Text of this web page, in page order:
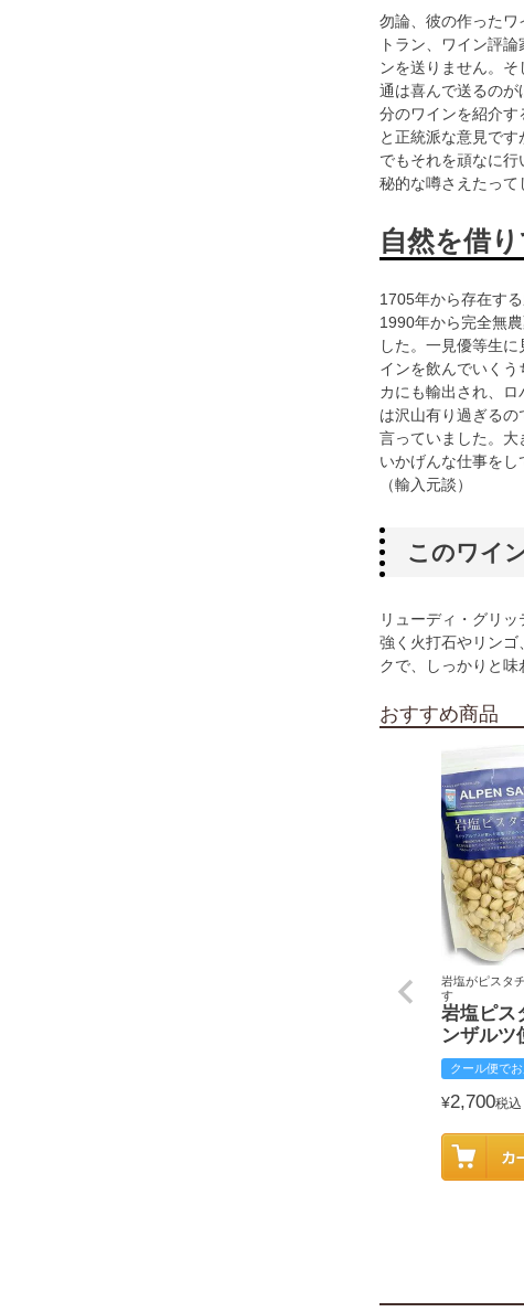
勿論、彼の作ったワ
トラン、ワイン評
ンを送りません。
通は喜んで送るのが
分のワインを紹介す
と正統派な意見です
でもそれを頑なに
秘的な噂さえたって
自然を借
1705年から存在す
1990年から完全無
した。一見優等生
インを飲んでいく
カにも輸出され、
は沢山有り過ぎる
言っていました。
いかげんな仕事をし
（輸入元談）
このワイ
リューディ・グリ
強く火打石やリンゴ
クで、しっかりと味
おすすめ商品
岩塩がピスタ
す
岩塩ピ
ンザルツ
クール便で
¥2,700税込